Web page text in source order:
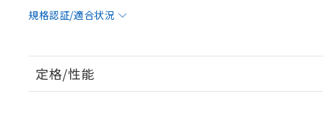
規格認証/適合状況
定格/性能